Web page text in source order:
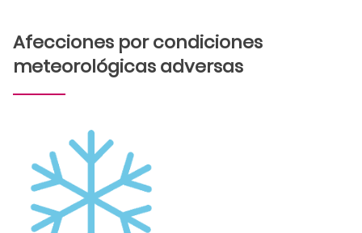
Afecciones por condiciones
meteorológicas adversas